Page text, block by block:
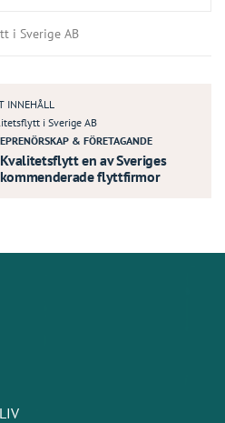
i Sverige AB
INNEHÅLL
i Sverige AB
& FÖRETAGANDE
en av Sveriges
flyttfirmor